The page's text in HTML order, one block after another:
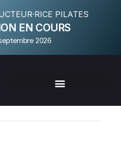
PILATES
EN COURS
2026